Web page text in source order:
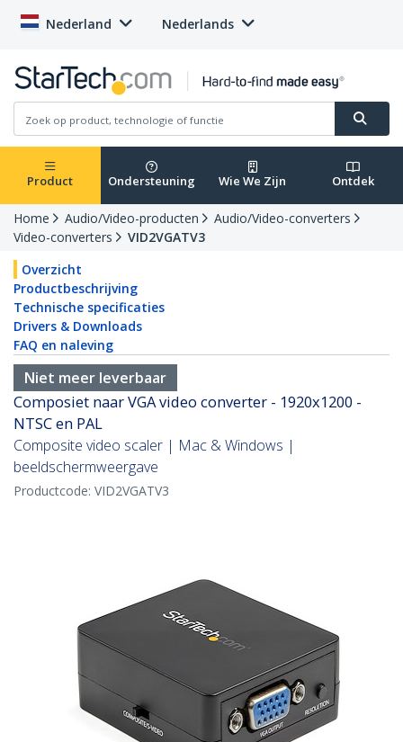
Nederland Nederlands
Product Ondersteuning Wie We Zijn Ontdek
Home Audio/Video-producten
Audio/Video-converters
Video-converters
VID2VGATV3
Overzicht
Productbeschrijving
Technische specificaties
Drivers & Downloads
FAQ en naleving
Niet meer leverbaar
Composiet naar VGA video converter - 1920x1200 -
NTSC en PAL
Composite video scaler | Mac & Windows |
beeldschermweergave
Productcode: VID2VGATV3